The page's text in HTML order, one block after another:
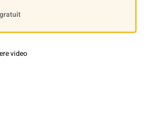
video